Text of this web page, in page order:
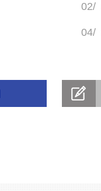
02/
04/